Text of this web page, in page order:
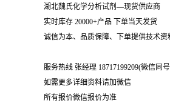
湖北魏氏化学分析试剂—现货供应商
实时库存 20000+产品 下单当天发货
诚信为本、品质保障、下单提供技术资
服务热线 张经理 18717199209(微信同
如需更多详细资料请加微信
所有报价微信报价为准